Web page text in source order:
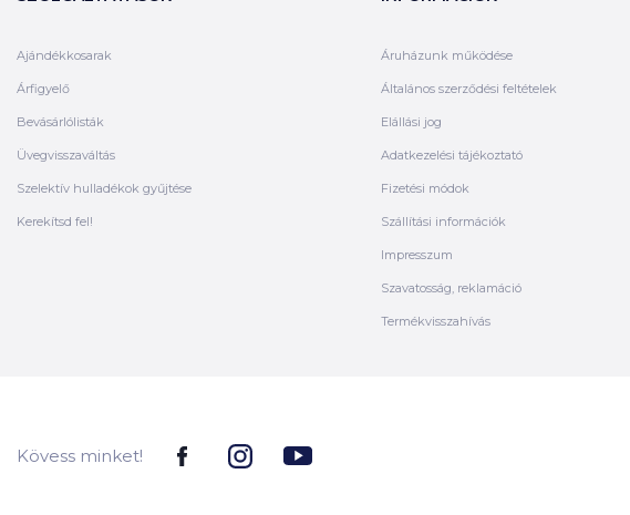
Ajándékkosarak
Árfigyelő
Bevásárlólisták
Üvegvisszaváltás
Szelektív hulladékok gyűjtése
Kerekítsd fel!
Áruházunk működése
Általános szerződési feltételek
Elállási jog
Adatkezelési tájékoztató
Fizetési módok
Szállítási információk
Impresszum
Szavatosság, reklamáció
Termékvisszahívás
Kövess minket!